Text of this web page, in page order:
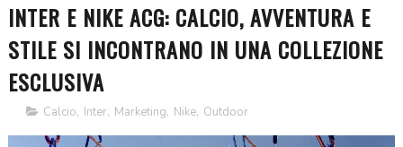
INTER E NIKE ACG: CALCIO, AVVENTURA E
STILE SI INCONTRANO IN UNA COLLEZIONE
ESCLUSIVA
Calcio, Inter, Marketing, Nike, Outdoor